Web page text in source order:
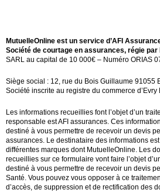
MutuelleOnline est un service d’AFI
Société de courtage en assurances, régie
SARL au capital de 10 000€ – Numéro ORIAS
Siège social : 12, rue du Bois Guillaume 91055
Société inscrite au registre du commerce
Les informations recueillies font l’objet d’un
responsable est AFI assurances. Ces
destiné à vous permettre de recevoir un devis
assurances. Le destinataire des informations
différentes marques dont MutuelleOnline. Les
recueillies sur ce formulaire vont faire l’objet
destiné à vous permettre de recevoir un devis
Santé. Vous pouvez vous opposer à ce
d’accès, de suppression et de rectification des